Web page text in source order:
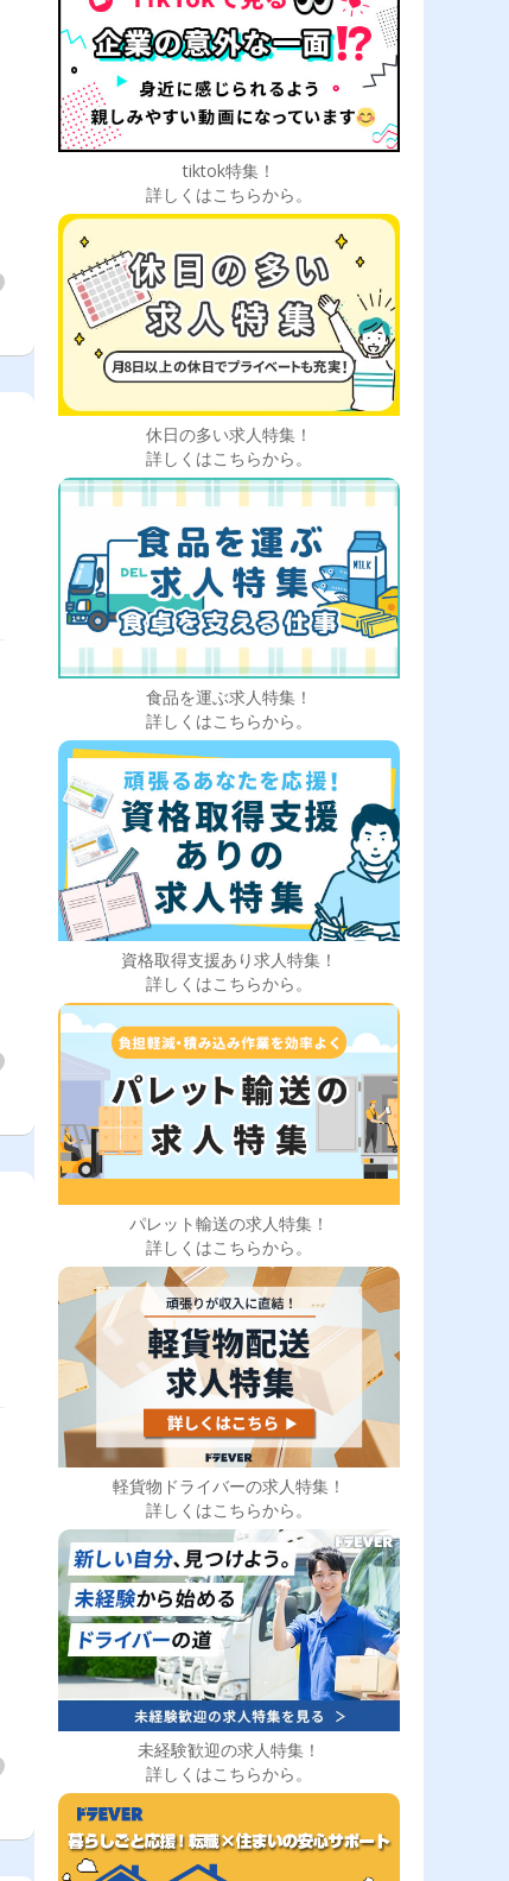
tiktok特集！
詳しくはこちらから。
休日の多い求人特集！
詳しくはこちらから。
食品を運ぶ求人特集！
詳しくはこちらから。
資格取得支援あり求人特集！
詳しくはこちらから。
パレット輸送の求人特集！
詳しくはこちらから。
軽貨物ドライバーの求人特集！
詳しくはこちらから。
未経験歓迎の求人特集！
詳しくはこちらから。